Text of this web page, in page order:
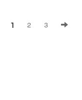
1 2 3